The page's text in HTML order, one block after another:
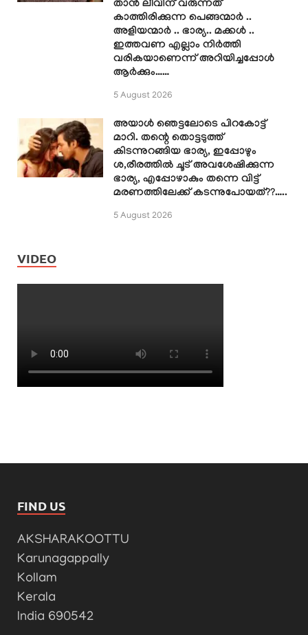
താൻ ലീവിന് വരുന്നത്
കാത്തിരിക്കുന്ന പെങ്ങന്മാർ ..
അളിയന്മാർ .. ഭാര്യ.. മക്കൾ ..
ഇത്തവണ എല്ലാം നിർത്തി
വരികയാണെന്ന് അറിയിച്ചപ്പോൾ
ആർക്കും……
5 August 2026
അയാൾ ഞെട്ടലോടെ പിറകോട്ട്
മാറി. തന്റെ തൊട്ടടുത്ത്
കിടന്നുറങ്ങിയ ഭാര്യ, ഇപ്പോഴും
ശ,രീരത്തിൽ ചൂട് അവശേഷിക്കുന്ന
ഭാര്യ, എപ്പോഴാകും തന്നെ വിട്ട്
മരണത്തിലേക്ക് കടന്നുപോയത്??…..
5 August 2026
VIDEO
FIND US
AKSHARAKOOTTU
Karunagappally
Kollam
Kerala
India 690542